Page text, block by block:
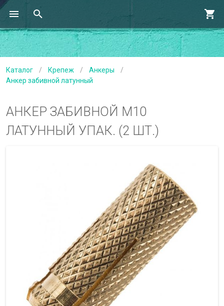
Каталог / Крепеж / Анкеры
/
Анкер забивной латунный
АНКЕР ЗАБИВНОЙ М10
ЛАТУННЫЙ УПАК. (2 ШТ.)